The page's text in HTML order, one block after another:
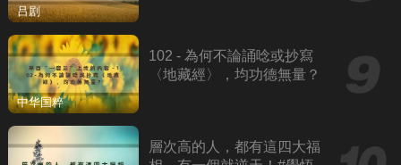
吕剧
中华国粹
102 - 為何不論誦唸或抄寫
〈地藏經〉，均功德無量？
層次高的人，都有這四大福